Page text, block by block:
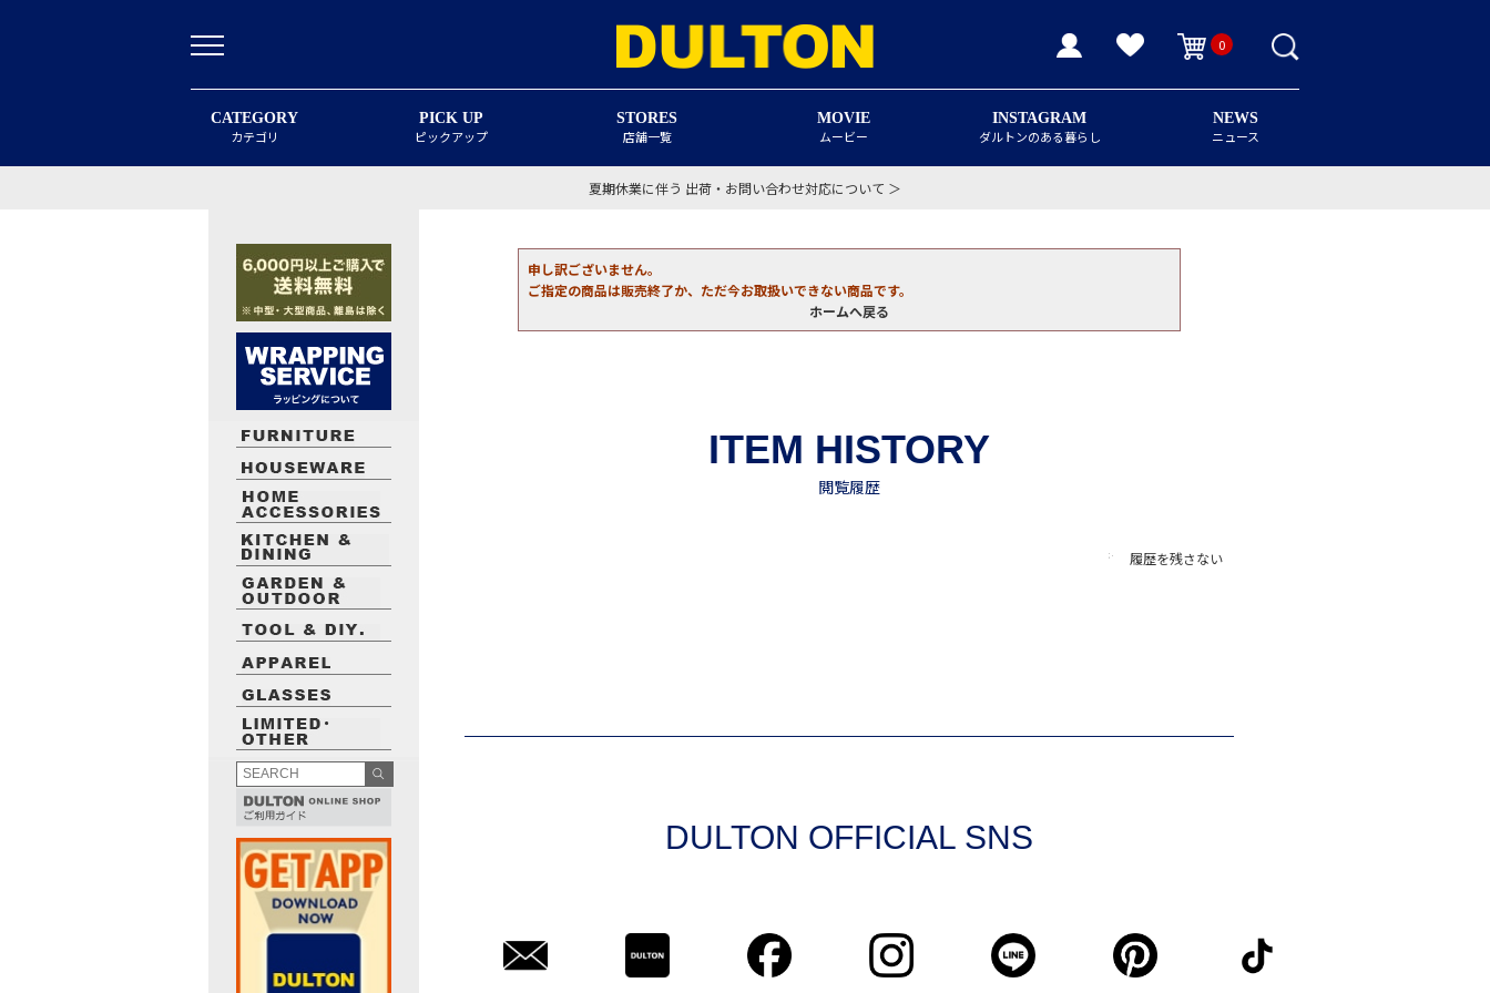
0
CATEGORY
カテゴリ
PICK UP
ピックアップ
STORES
店舗一覧
MOVIE
ムービー
INSTAGRAM
ダルトンのある暮らし
NEWS
ニュース
夏期休業に伴う 出荷・お問い合わせ対応について ＞
申し訳ございません。
ご指定の商品は販売終了か、ただ今お取扱いできない商品です。
ホームへ戻る
履歴を残さない
DULTON OFFICIAL SNS